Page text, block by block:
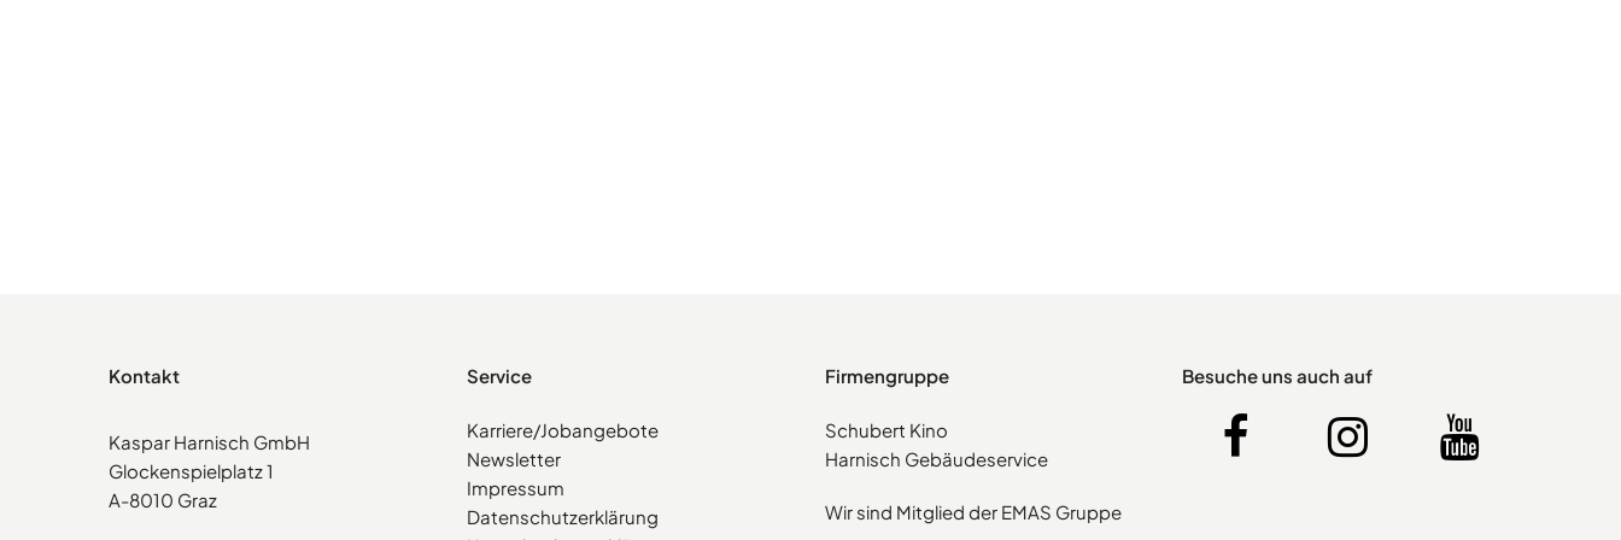
Kontakt
Kaspar Harnisch GmbH
Glockenspielplatz 1
A-8010 Graz
Service
Karriere/Jobangebote
Newsletter
Impressum
Datenschutzerklärung
Firmengruppe
Schubert Kino
Harnisch Gebäudeservice
Wir sind Mitglied der EMAS Gruppe
Besuche uns auch auf